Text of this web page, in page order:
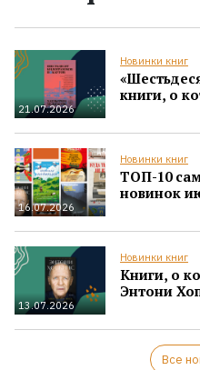
21.07.2026
Новинки книг
книги, о
16.07.2026
Новинки книг
ТОП-10
новинок
13.07.2026
Новинки книг
Книги, о
Энтони
Все